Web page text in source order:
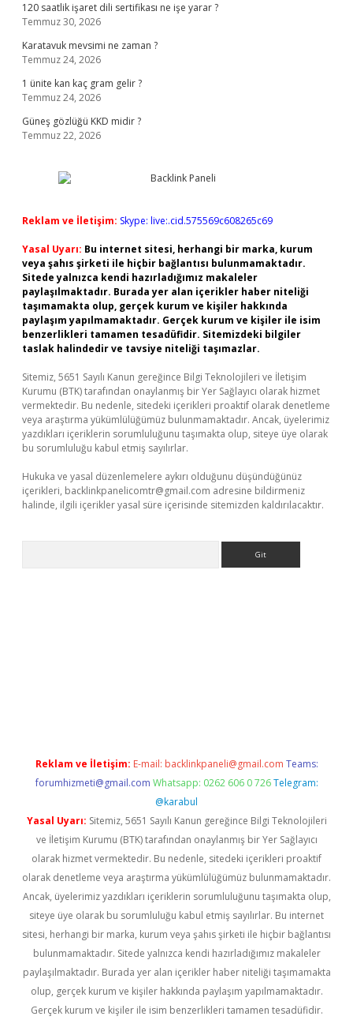
120 saatlik işaret dili sertifikası ne işe yarar ?
Temmuz 30, 2026
Karatavuk mevsimi ne zaman ?
Temmuz 24, 2026
1 ünite kan kaç gram gelir ?
Temmuz 24, 2026
Güneş gözlüğü KKD midir ?
Temmuz 22, 2026
Reklam ve İletişim: Skype: live:.cid.575569c608265c69
Yasal Uyarı: Bu internet sitesi, herhangi bir marka, kurum
veya şahıs şirketi ile hiçbir bağlantısı bulunmamaktadır.
Sitede yalnızca kendi hazırladığımız makaleler
paylaşılmaktadır. Burada yer alan içerikler haber niteliği
taşımamakta olup, gerçek kurum ve kişiler hakkında
paylaşım yapılmamaktadır. Gerçek kurum ve kişiler ile isim
benzerlikleri tamamen tesadüfidir. Sitemizdeki bilgiler
taslak halindedir ve tavsiye niteliği taşımazlar.
Sitemiz, 5651 Sayılı Kanun gereğince Bilgi Teknolojileri ve İletişim
Kurumu (BTK) tarafından onaylanmış bir Yer Sağlayıcı olarak hizmet
vermektedir. Bu nedenle, sitedeki içerikleri proaktif olarak denetleme
veya araştırma yükümlülüğümüz bulunmamaktadır. Ancak, üyelerimiz
yazdıkları içeriklerin sorumluluğunu taşımakta olup, siteye üye olarak
bu sorumluluğu kabul etmiş sayılırlar.
Hukuka ve yasal düzenlemelere aykırı olduğunu düşündüğünüz
içerikleri, backlinkpanelicomtr@gmail.com adresine bildirmeniz
halinde, ilgili içerikler yasal süre içerisinde sitemizden kaldırılacaktır.
Reklam ve İletişim: E-mail: backlinkpaneli@gmail.com Teams:
forumhizmeti@gmail.com Whatsapp: 0262 606 0 726 Telegram:
@karabul
Yasal Uyarı: Sitemiz, 5651 Sayılı Kanun gereğince Bilgi Teknolojileri
ve İletişim Kurumu (BTK) tarafından onaylanmış bir Yer Sağlayıcı
olarak hizmet vermektedir. Bu nedenle, sitedeki içerikleri proaktif
olarak denetleme veya araştırma yükümlülüğümüz bulunmamaktadır.
Ancak, üyelerimiz yazdıkları içeriklerin sorumluluğunu taşımakta olup,
siteye üye olarak bu sorumluluğu kabul etmiş sayılırlar. Bu internet
sitesi, herhangi bir marka, kurum veya şahıs şirketi ile hiçbir bağlantısı
bulunmamaktadır. Sitede yalnızca kendi hazırladığımız makaleler
paylaşılmaktadır. Burada yer alan içerikler haber niteliği taşımamakta
olup, gerçek kurum ve kişiler hakkında paylaşım yapılmamaktadır.
Gerçek kurum ve kişiler ile isim benzerlikleri tamamen tesadüfidir.